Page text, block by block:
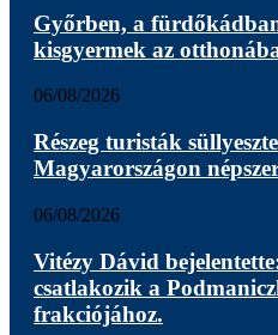
Győrben, a
kisgyermek az
06/08/2026
Részeg turisták
Magyarországon
06/08/2026
Vitézy Dávid
csatlakozik a
frakciójához.